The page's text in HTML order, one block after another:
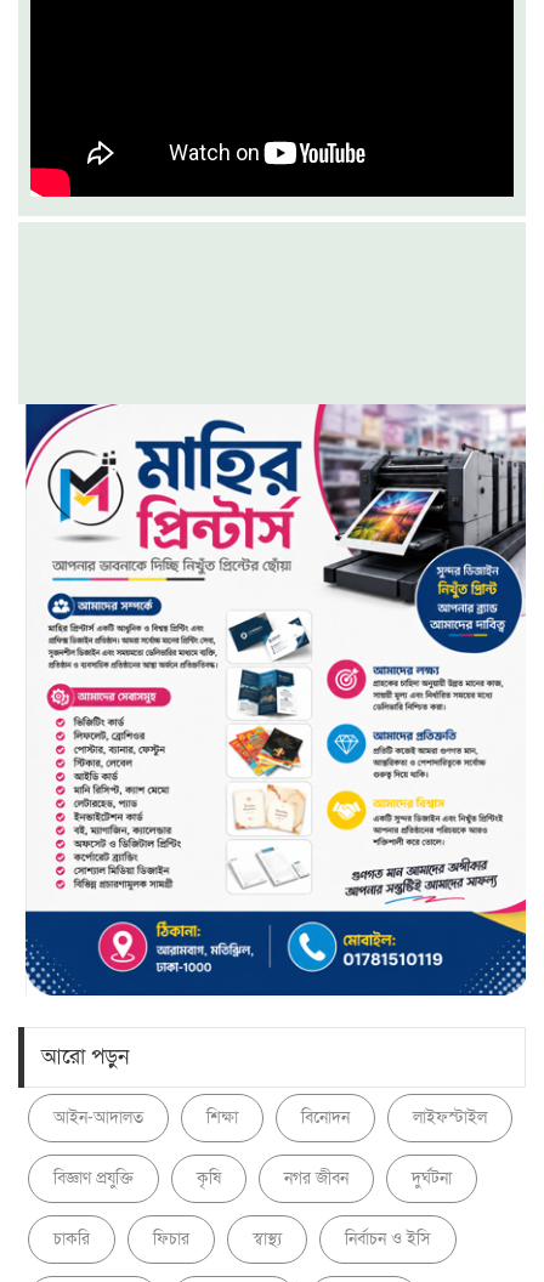
আরো পড়ুন
আইন-আদালত শিক্ষা বিনোদন লাইফস্টাইল
বিজ্ঞাণ প্রযুক্তি কৃষি নগর জীবন দুর্ঘটনা
চাকরি ফিচার স্বাস্থ্য নির্বাচন ও ইসি